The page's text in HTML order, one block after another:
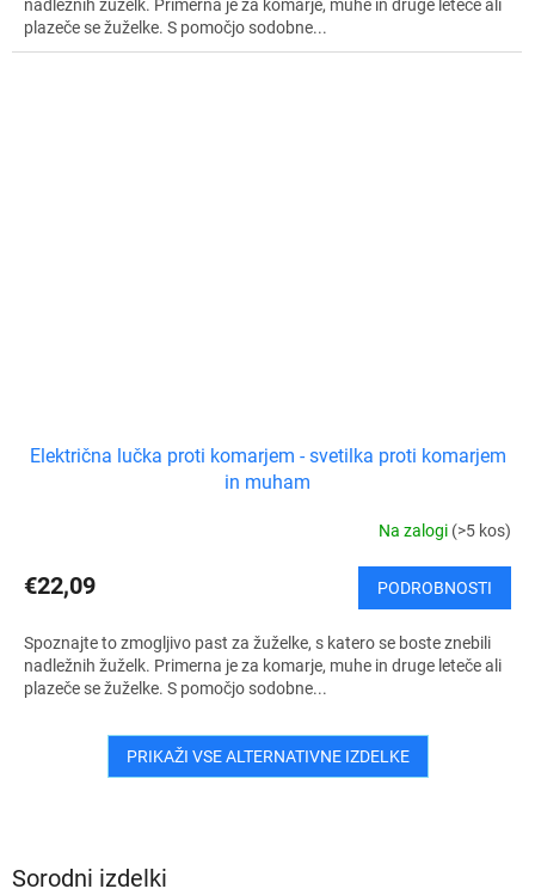
Sorodni izdelki
nadležnih žuželk. Primerna je za komarje, muhe in druge leteče ali
plazeče se žuželke. S pomočjo sodobne...
Električna lučka proti komarjem - svetilka proti komarjem
in muham
Na zalogi (>5 kos)
€22,09 PODROBNOSTI
Spoznajte to zmogljivo past za žuželke, s katero se boste znebili
nadležnih žuželk. Primerna je za komarje, muhe in druge leteče ali
plazeče se žuželke. S pomočjo sodobne...
PRIKAŽI VSE ALTERNATIVNE IZDELKE